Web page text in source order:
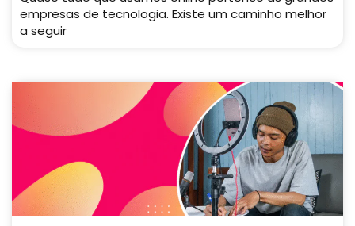
empresas de tecnologia. Existe um caminho melhor
a seguir